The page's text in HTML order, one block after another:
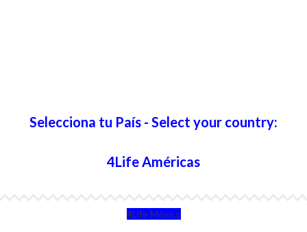
Selecciona tu País - Select your country:
4Life Américas
4Life México